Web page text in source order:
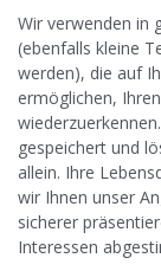
Wir verwenden in
(ebenfalls kleine
werden), die auf
ermöglichen,
gespeichert und
allein. Ihre
wir Ihnen unser
sicherer
Interessen